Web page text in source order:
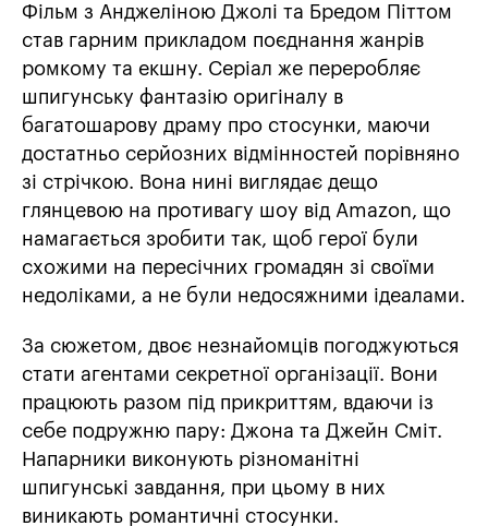
Фільм з Анджеліною Джолі та Бредом Піттом
став гарним прикладом поєднання жанрів
ромкому та екшну. Серіал же переробляє
шпигунську фантазію оригіналу в
багатошарову драму про стосунки, маючи
достатньо серйозних відмінностей порівняно
зі стрічкою. Вона нині виглядає дещо
глянцевою на противагу шоу від Amazon, що
намагається зробити так, щоб герої були
схожими на пересічних громадян зі своїми
недоліками, а не були недосяжними ідеалами.
За сюжетом, двоє незнайомців погоджуються
стати агентами секретної організації. Вони
працюють разом під прикриттям, вдаючи із
себе подружню пару: Джона та Джейн Сміт.
Напарники виконують різноманітні
шпигунські завдання, при цьому в них
виникають романтичні стосунки.